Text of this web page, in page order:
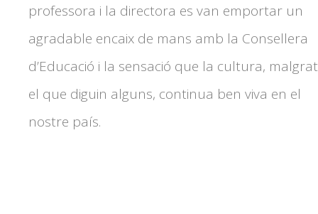
professora i la directora es van emportar un
agradable encaix de mans amb la Consellera
d’Educació i la sensació que la cultura, malgrat
el que diguin alguns, continua ben viva en el
nostre país.